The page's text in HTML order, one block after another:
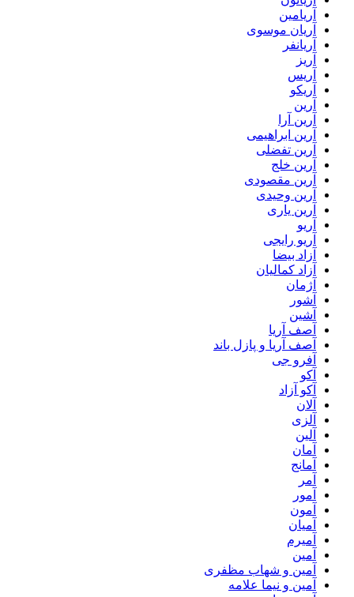
آریامین
آریان موسوی
آریانفر
آریز
آریس
آریکو
آرین
آرین آرا
آرین ابراهیمی
آرین تفضلی
آرین خلج
آرین مقصودی
آرین وحیدی
آرین یاری
آریو
آریو رایجی
آزاد بیضا
آزاد کمالیان
آژمان
آشور
آشین
آصف آریا
آصف آریا و پازل باند
آفرو جی
آکو
آکو آزاد
آلان
آلزی
آلین
آمان
آمانج
آمر
آمور
آمون
آمیان
آمیرم
آمین
آمین و شهاب مظفری
آمین و نیما علامه